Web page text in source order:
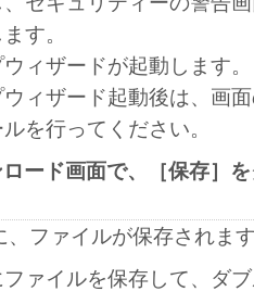
すること、アクセスする
ずれも含むものとします
客様に対して許諾します
ネットワークを通じて接
かるコンピューターの使
」を使用させることがで
の使用者に本契約書上の
もに、その履行に関し全
す。
ィザードが起動します。
ィザード起動後は、画
を行ってください。
ード画面で、［保存］
ファイルが保存されま
ァイルを保存して、ダ